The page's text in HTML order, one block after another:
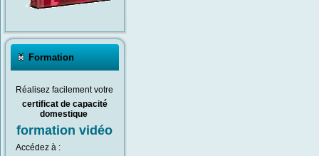
Formation
Réalisez facilement votre
certificat de capacité
domestique
formation vidéo
Accédez à :